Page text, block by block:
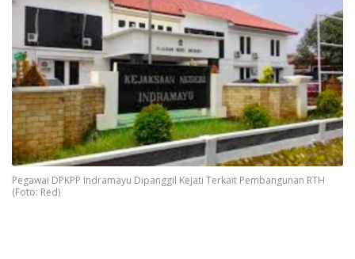
Pegawai DPKPP Indramayu Dipanggil Kejati Terkait Pembangunan RTH
(Foto: Red)